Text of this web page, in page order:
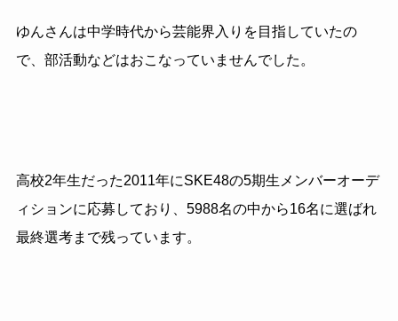
ゆんさんは中学時代から芸能界入りを目指していたの
で、部活動などはおこなっていませんでした。
高校2年生だった2011年にSKE48の5期生メンバーオーデ
ィションに応募しており、5988名の中から16名に選ばれ
最終選考まで残っています。